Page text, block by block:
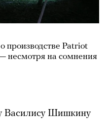
производстве Patriot
несмотря на сомнения
Василису Шишкину